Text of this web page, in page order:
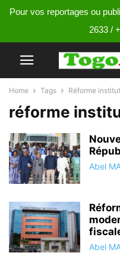
Pour vos reportages ou
2633 /
Home Tags Réforme
réforme
Abel
Abel